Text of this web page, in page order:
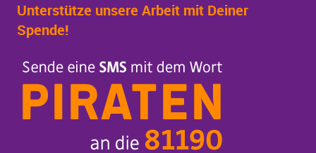
Unterstütze unsere Arbeit mit Deiner
Spende!